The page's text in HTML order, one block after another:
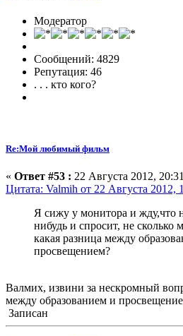
Модератор
Сообщений: 4829
Репутация: 46
. . . кто кого?
Re:Мой любимый фильм
« Ответ #53 : 22 Августа 2012,
Цитата: Valmih от 22 Августа 2012,
Я сижу у монитора и жду,что
нибудь и спросит, не сколько
какая разница между
просвещением?
Валмих, извини за нескромный
между образованием и
Записан